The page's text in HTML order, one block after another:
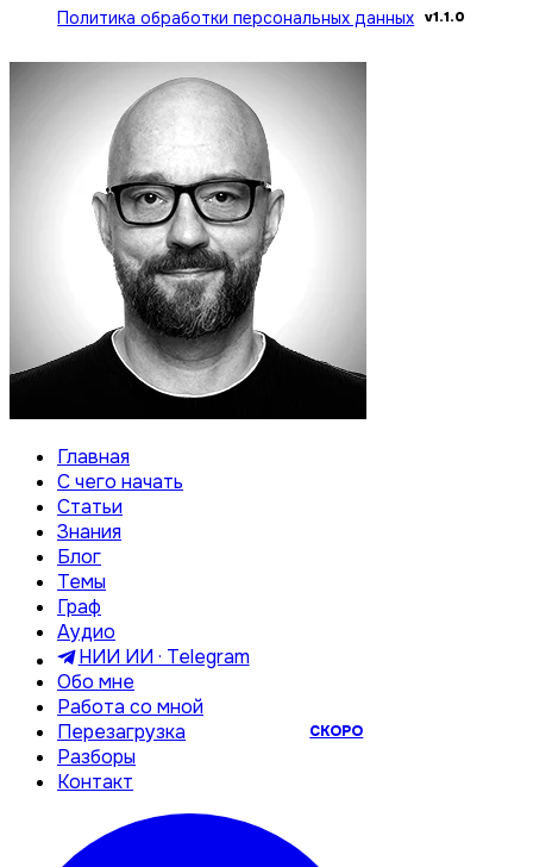
Политика обработки персональных данных v1.1.0
Главная
С чего начать
Статьи
Знания
Блог
Темы
Граф
Аудио
НИИ ИИ · Telegram
Обо мне
Работа со мной
Перезагрузка
СКОРО
Разборы
Контакт